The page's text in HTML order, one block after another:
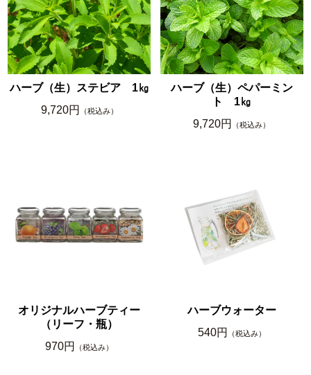
ハーブ（生）ステビア 1㎏
9,720円
（税込み）
ハーブ（生）ペパーミン
ト 1㎏
9,720円
（税込み）
オリジナルハーブティー
（リーフ・瓶）
970円
（税込み）
ハーブウォーター
540円
（税込み）